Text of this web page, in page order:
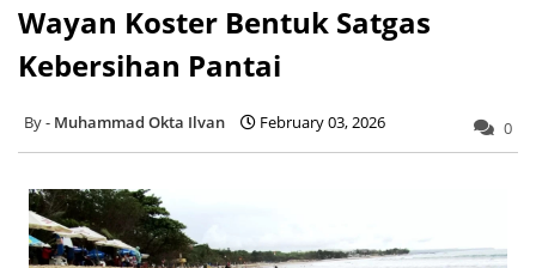
Wayan Koster Bentuk Satgas
Kebersihan Pantai
Muhammad Okta Ilvan February 03, 2026 0